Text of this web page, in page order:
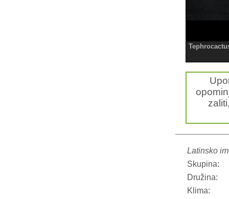
Latinsko
Skupina:
Družina:
Klima: